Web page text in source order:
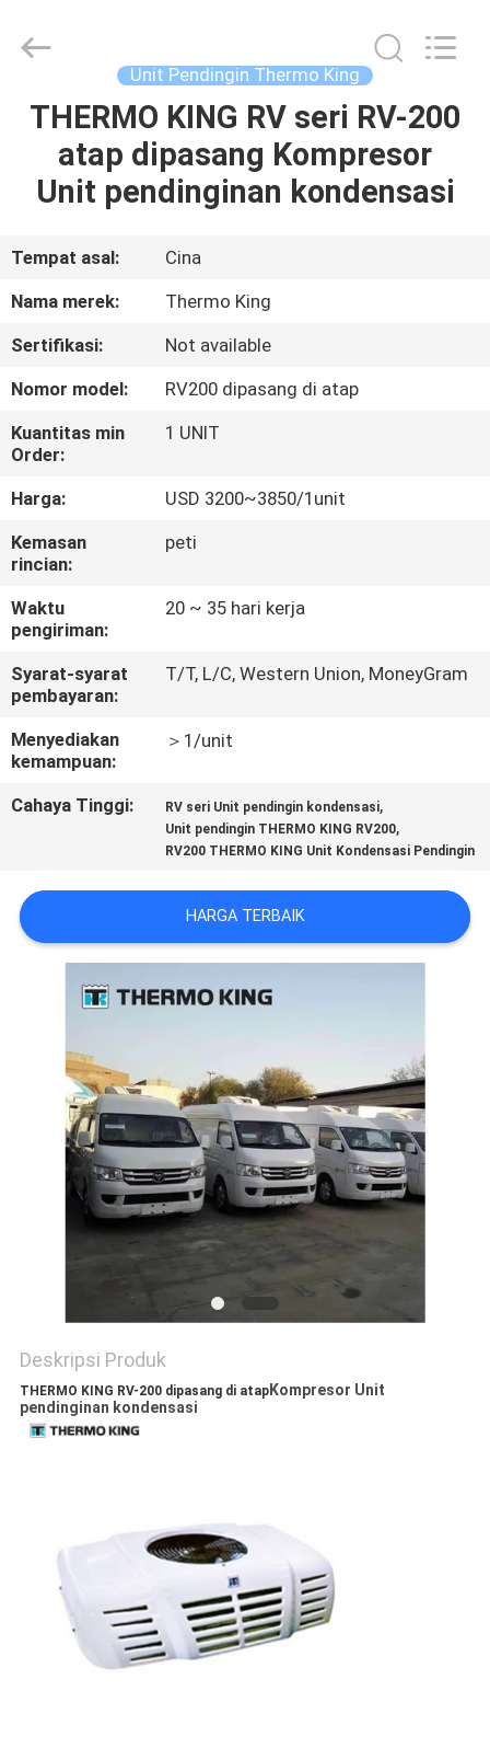
RUMAH
PRODUK
TENTANG
KAMI
TUR
PABRIK
KONTROL
KUALITAS
HUBUNGI
KAMI
BERITA
KASUS-
KASUS
KEBIJAKAN
PRIVASI
INDUSTRY
Reserved.
Unit Pendingin Thermo King
THERMO KING RV seri RV-200
atap dipasang Kompresor
Unit pendinginan kondensasi
Tempat asal:
Cina
Nama merek:
Thermo King
Sertifikasi:
Not available
Nomor model:
RV200 dipasang di atap
Kuantitas min
Order:
1 UNIT
Harga:
USD 3200~3850/1unit
Kemasan
rincian:
peti
Waktu
pengiriman:
20 ~ 35 hari kerja
Syarat-syarat
pembayaran:
T/T, L/C, Western Union, MoneyGram
Menyediakan
kemampuan:
＞1/unit
Cahaya Tinggi: RV seri Unit pendingin kondensasi,
Unit pendingin THERMO KING RV200,
RV200 THERMO KING Unit Kondensasi Pendingin
HARGA TERBAIK
Deskripsi Produk
THERMO KING RV-200 dipasang di atapKompresor Unit
pendinginan kondensasi